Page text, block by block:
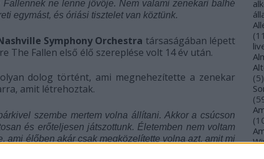
ne lenne jövője. Nem valami zenekari balhé
egymást, és óriási tisztelet van köztünk.
Symphony Orchestra társaságában lépett
The Fallen első élő szereplése volt 14 év után.
dolog történt, ami megnehezítette a zenekar
amit létrehoztak.
szembe mertem volna állítani. Akkor a csúcson
és erőteljesen játszottunk. Életemben nem voltam
ami élőben akár csak megközelítette volna azt, amit mi
(11
(5)
(
(